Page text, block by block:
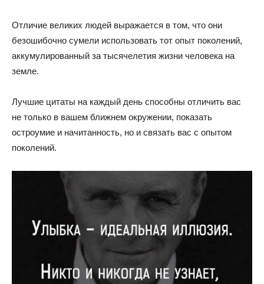
Отличие великих людей выражается в том, что они
безошибочно сумели использовать тот опыт поколений,
аккумулированный за тысячелетия жизни человека на
земле.
Лучшие цитаты на каждый день способны отличить вас
не только в вашем ближнем окружении, показать
остроумие и начитанность, но и связать вас с опытом
поколений.